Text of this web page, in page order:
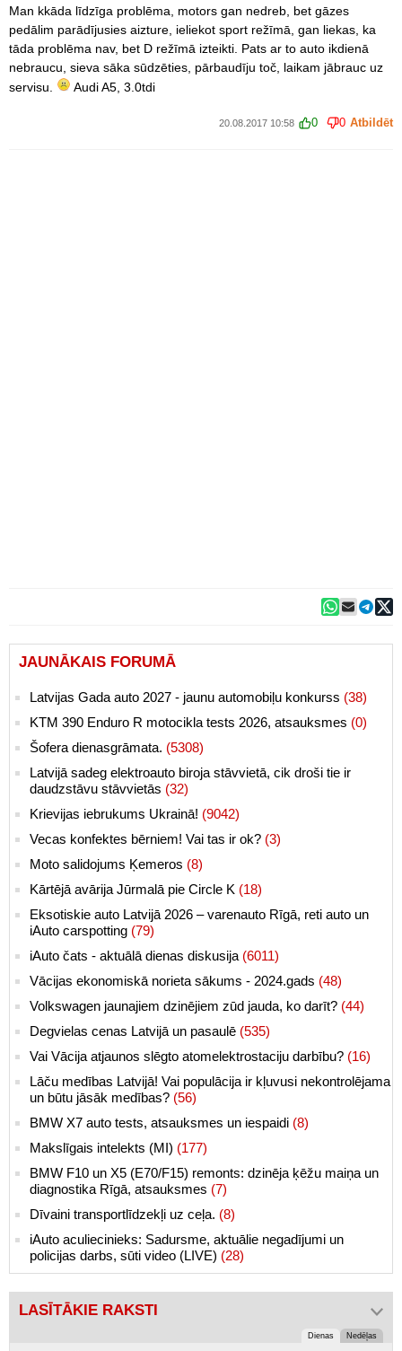
Man kkāda līdzīga problēma, motors gan nedreb, bet gāzes
pedālim parādījusies aizture, ieliekot sport režīmā, gan liekas, ka
tāda problēma nav, bet D režīmā izteikti. Pats ar to auto ikdienā
nebraucu, sieva sāka sūdzēties, pārbaudīju toč, laikam jābrauc uz
servisu.
Audi A5, 3.0tdi
20.08.2017 10:58 0 0 Atbildēt
JAUNĀKAIS FORUMĀ
Latvijas Gada auto 2027 - jaunu automobiļu konkurss (38)
KTM 390 Enduro R motocikla tests 2026, atsauksmes (0)
Šofera dienasgrāmata. (5308)
Latvijā sadeg elektroauto biroja stāvvietā, cik droši tie ir
daudzstāvu stāvvietās (32)
Krievijas iebrukums Ukrainā! (9042)
Vecas konfektes bērniem! Vai tas ir ok? (3)
Moto salidojums Ķemeros (8)
Kārtējā avārija Jūrmalā pie Circle K (18)
Eksotiskie auto Latvijā 2026 – varenauto Rīgā, reti auto un
iAuto carspotting (79)
iAuto čats - aktuālā dienas diskusija (6011)
Vācijas ekonomiskā norieta sākums - 2024.gads (48)
Volkswagen jaunajiem dzinējiem zūd jauda, ko darīt? (44)
Degvielas cenas Latvijā un pasaulē (535)
Vai Vācija atjaunos slēgto atomelektrostaciju darbību? (16)
Lāču medības Latvijā! Vai populācija ir kļuvusi nekontrolējama
un būtu jāsāk medības? (56)
BMW X7 auto tests, atsauksmes un iespaidi (8)
Makslīgais intelekts (MI) (177)
BMW F10 un X5 (E70/F15) remonts: dzinēja ķēžu maiņa un
diagnostika Rīgā, atsauksmes (7)
Dīvaini transportlīdzekļi uz ceļa. (8)
iAuto aculiecinieks: Sadursme, aktuālie negadījumi un
policijas darbs, sūti video (LIVE) (28)
LASĪTĀKIE RAKSTI
Dienas Nedēļas